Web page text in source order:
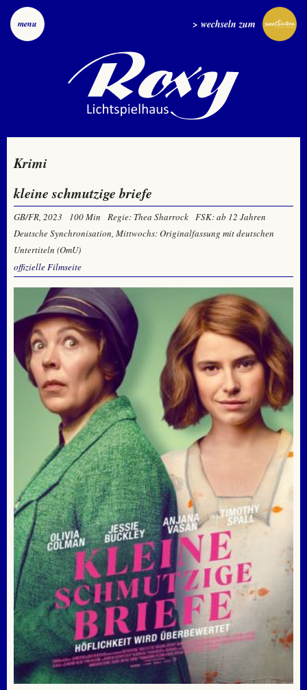
menu > wechseln zum
Krimi
kleine schmutzige briefe
GB/FR, 2023 100 Min Regie: Thea Sharrock
FSK: ab 12 Jahren
Deutsche Synchronisation, Mittwochs: Originalfassung mit deutschen
Untertiteln (OmU)
offizielle Filmseite